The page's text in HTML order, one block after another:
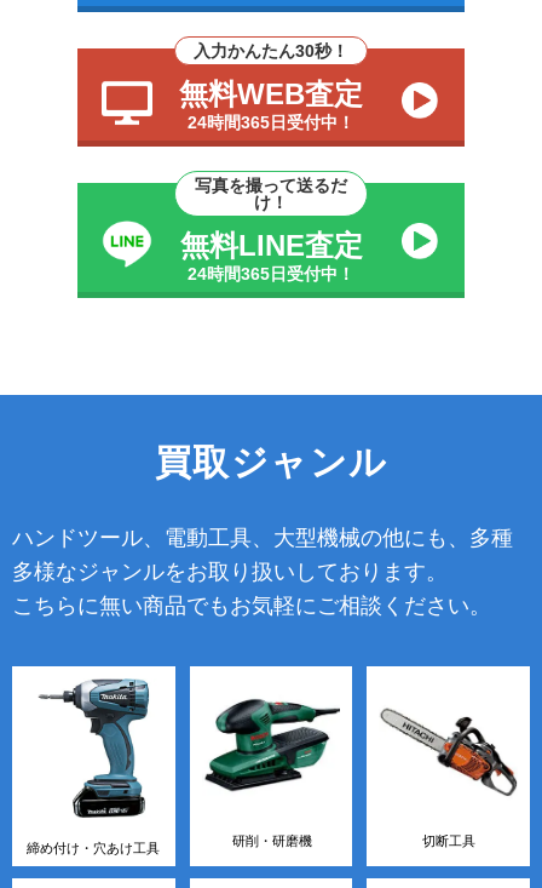
入力かんたん30秒！
無料WEB査定
24時間365日受付中！
写真を撮って送るだ
け！
無料LINE査定
24時間365日受付中！
買取ジャンル
ハンドツール、電動工具、大型機械の他にも、多種
多様なジャンルをお取り扱いしております。
こちらに無い商品でもお気軽にご相談ください。
締め付け・穴あけ工具 研削・研磨機 切断工具